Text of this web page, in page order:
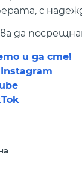
с
да
и да сте!
Instagram